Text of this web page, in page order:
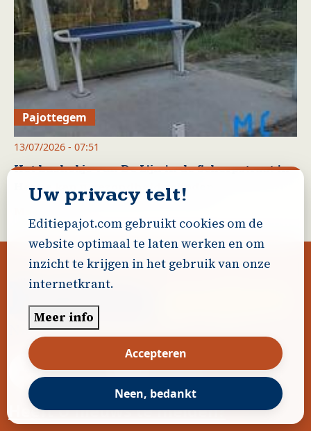
Pajottegem
13/07/2026 - 07:51
Het bushokje van De Lijn in de Scherpstraat in
Herne kan u gezondheid schaden
Heeft U nieuws te melden?
Uw privacy telt!
Editiepajot.com gebruikt cookies om de
website optimaal te laten werken en om
inzicht te krijgen in het gebruik van onze
internetkrant.
Meer info
Accepteren
Neen, bedankt